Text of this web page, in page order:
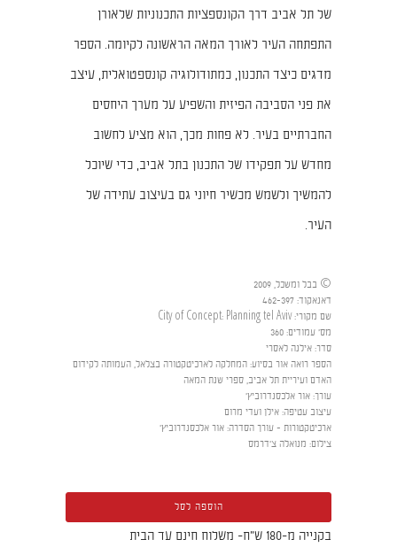
של תל אביב דרך הקונספציות התכנוניות שלאורן
התפתחה העיר לאורך המאה הראשונה לקיומה. הספר
מדגים כיצד התכנון, כמתודולוגיה קונספטואלית, עיצב
את פני הסביבה הפיזית והשפיע על מערך היחסים
החברתיים בעיר. לא פחות מכך, הוא מציע לחשוב
מחדש על תפקידו של התכנון בתל אביב, כדי שיוכל
להמשיך ולשמש מכשיר חיוני גם בעיצוב עתידה של
העיר.
© בבל ומשכל, 2009
דאנאקוד:
462-397
שם מקורי:
City of Concept: Planning tel Aviv
מס' עמודים:
360
סדר: אילנה לאסרי
הספר רואה אור בסיוע: המחלקה לארכיטקטורה בצלאל, העמותה לקידום
האדם ועיריית תל אביב, ספרי שנת המאה
עורך: אור אלכסנדרוביץ'
עיצוב עטיפה: אילן ועדי מרום
ארכיטקטורות - עורך הסדרה: אור אלכסנדרוביץ'
צילום: מנואלה צ'דרמס
הוספה לסל
בקנייה מ-180 ש"ח- משלוח חינם עד הבית